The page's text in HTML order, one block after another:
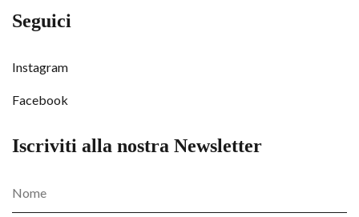
Seguici
Instagram
Facebook
Iscriviti alla nostra Newsletter